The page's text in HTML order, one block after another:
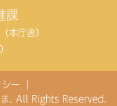
課
庁舎）
ー
. All Rights Reserved.